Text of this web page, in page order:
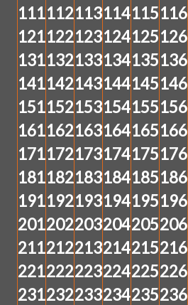
111112113114115116
121122123124125126
131132133134135136
141142143144145146
151152153154155156
161162163164165166
171172173174175176
181182183184185186
191192193194195196
201202203204205206
211212213214215216
221222223224225226
231232233234235236